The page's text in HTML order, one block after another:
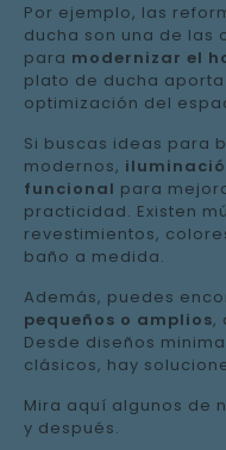
Por ejemplo, las
ducha son una de las
para modernizar el
plato de ducha
optimización del
Si buscas ideas para
modernos,
funcional para
practicidad. Existen
revestimientos,
baño a medida.
Además, puedes
pequeños o amplios,
Desde diseños
clásicos, hay
Mira aquí algunos de
y después.